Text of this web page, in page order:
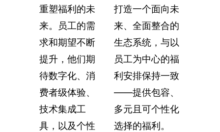
重塑福利的未
来。员工的需
求和期望不断
提升，他们期
待数字化、消
费者级体验、
技术集成工
具，以及个性
打造一个面向未
来、全面整合的
生态系统，与以
员工为中心的福
利安排保持一致
——提供包容、
多元且可个性化
选择的福利。